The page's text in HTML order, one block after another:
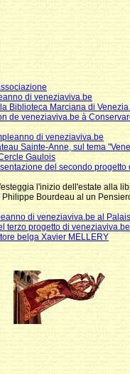
di veneziaviva.be
Biblioteca Marciana di
de veneziaviva.be à
di veneziaviva.be
Sainte-Anne, sul tema
Gaulois
del secondo
l'inizio dell'estate alla
Bourdeau al un
di veneziaviva.be al
terzo progetto di
belga Xavier MELLERY